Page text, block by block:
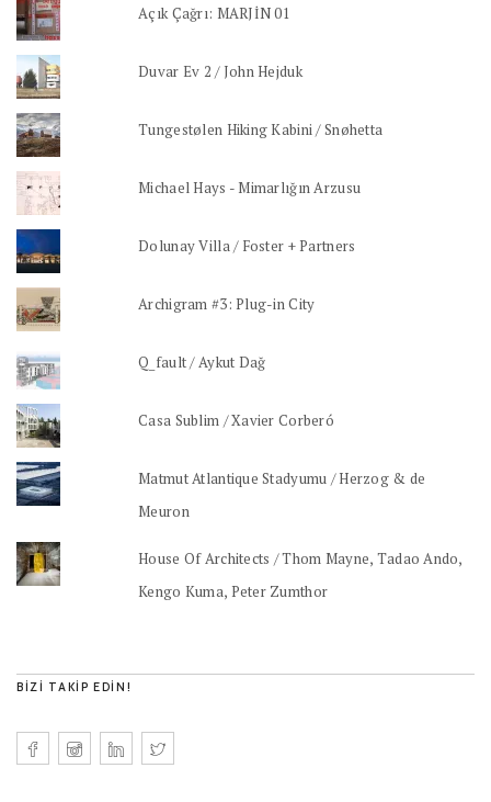
Açık Çağrı: MARJİN 01
Duvar Ev 2 / John Hejduk
Tungestølen Hiking Kabini / Snøhetta
Michael Hays - Mimarlığın Arzusu
Dolunay Villa / Foster + Partners
Archigram #3: Plug-in City
Q_fault / Aykut Dağ
Casa Sublim / Xavier Corberó
Matmut Atlantique Stadyumu / Herzog & de
Meuron
House Of Architects / Thom Mayne, Tadao Ando,
Kengo Kuma, Peter Zumthor
BIZI TAKIP EDIN!